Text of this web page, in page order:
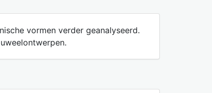
vormen verder geanalyseerd.